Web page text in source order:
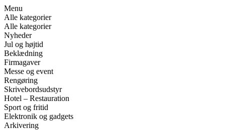
Menu
Alle kategorier
Alle kategorier
Nyheder
Jul og højtid
Beklædning
Firmagaver
Messe og event
Rengøring
Skrivebordsudstyr
Hotel – Restauration
Sport og fritid
Elektronik og gadgets
Arkivering